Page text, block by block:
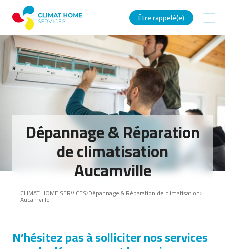
Être rappelé(e)
Dépannage & Réparation
de climatisation
Aucamville
CLIMAT HOME SERVICES Dépannage & Réparation de climatisation
Aucamville
N’hésitez pas à solliciter nos services